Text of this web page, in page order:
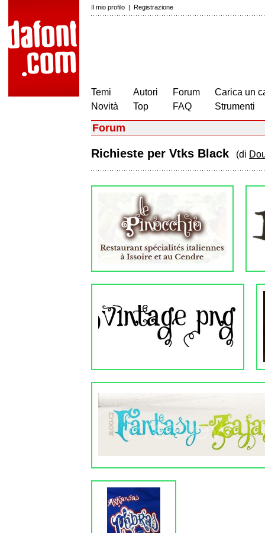
Il mio profilo | Registrazione
Temi
Novità
Autori
Top
Forum
FAQ
Carica un
Strumenti
Forum
Richieste per Vtks Black (di